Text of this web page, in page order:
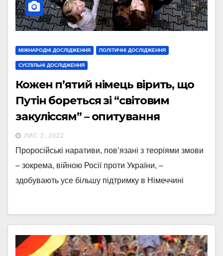
МІЖНАРОДНІ ДОСЛІДЖЕННЯ ПОЛІТИЧНІ ДОСЛІДЖЕННЯ
СУСПІЛЬНІ ДОСЛІДЖЕННЯ
Кожен п’ятий німець вірить, що
Путін бореться зі “світовим
закуліссям” – опитування
ЛИС 2, 2022
Проросійські наративи, пов’язані з теоріями змови
– зокрема, війною Росії проти України, –
здобувають усе більшу підтримку в Німеччині